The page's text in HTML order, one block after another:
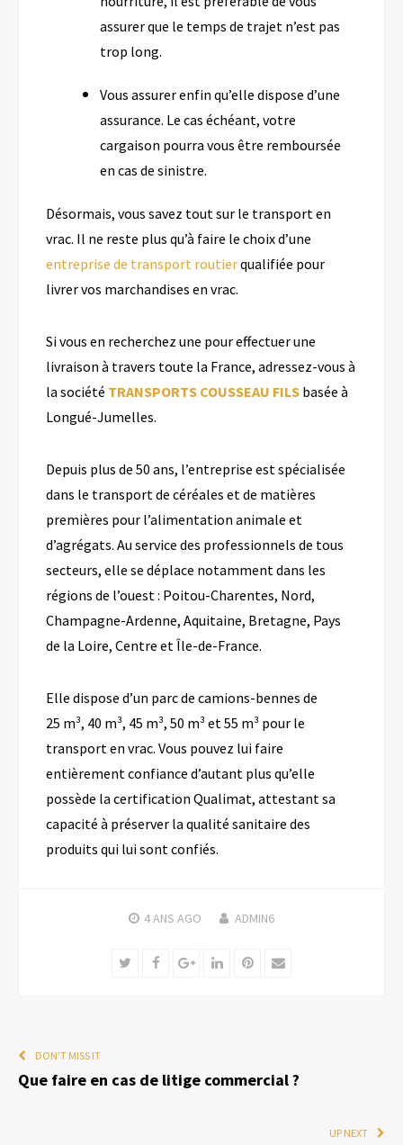
assurer que le temps de trajet n’est pas
trop long.
Vous assurer enfin qu’elle dispose d’une
assurance. Le cas échéant, votre
cargaison pourra vous être remboursée
en cas de sinistre.
Désormais, vous savez tout sur le transport en
vrac. Il ne reste plus qu’à faire le choix d’une
entreprise de transport routierqualifiée pour
livrer vos marchandises en vrac.
Si vous en recherchez une pour effectuer une
livraison à travers toute la France, adressez-vous à
la société TRANSPORTS COUSSEAU FILS basée à
Longué-Jumelles.
Depuis plus de 50 ans, l’entreprise est spécialisée
dans le transport de céréales et de matières
premières pour l’alimentation animale et
d’agrégats. Au service des professionnels de tous
secteurs, elle se déplace notamment dans les
régions de l’ouest : Poitou-Charentes, Nord,
Champagne-Ardenne, Aquitaine, Bretagne, Pays
de la Loire, Centre et Île-de-France.
Elle dispose d’un parc de camions-bennes de
25 m³, 40 m³, 45 m³, 50 m³ et 55 m³ pour le
transport en vrac. Vous pouvez lui faire
entièrement confiance d’autant plus qu’elle
possède la certification Qualimat, attestant sa
capacité à préserver la qualité sanitaire des
produits qui lui sont confiés.
4 ANS AGO ADMIN6
TwitterFacebookGoogle+LinkedInPinterest
Email
DON'T MISS IT
Que faire en cas de litige commercial ?
UP NEXT